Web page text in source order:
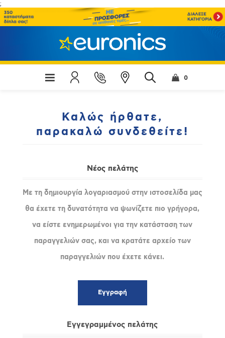
;
0
Καλώς ήρθατε,
παρακαλώ συνδεθείτε!
Νέος πελάτης
Με τη δημιουργία λογαριασμού στην ιστοσελίδα μας
θα έχετε τη δυνατότητα να ψωνίζετε πιο γρήγορα,
να είστε ενημερωμένοι για την κατάσταση των
παραγγελιών σας, και να κρατάτε αρχείο των
παραγγελιών που έχετε κάνει.
Εγγεγραμμένος πελάτης